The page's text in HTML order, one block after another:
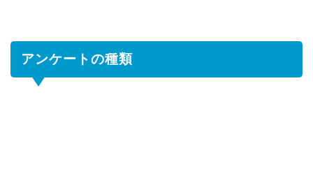
つ
い
て
アンケートの種類